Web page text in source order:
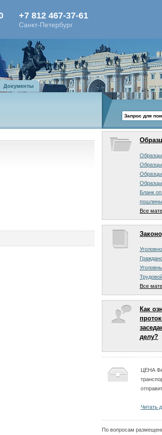
Документы
Образцы
Образцы
Образцы
Бланк
пошлины
Все
Все
Как
делу?
ЦЕНА
Читать
По вопросам